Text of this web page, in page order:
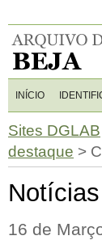
INÍCIO
Sites DGLAB
destaque >
Notícias
16 de